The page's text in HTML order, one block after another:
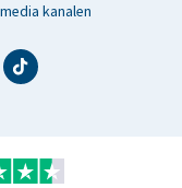
kanalen